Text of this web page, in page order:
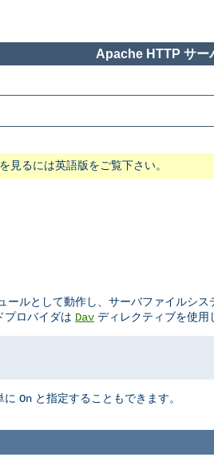
Apache HTTP サー
見るには英語版をご覧下さい。
ールとして動作し、サーバファイルシ
プロバイダは Dav ディレクティブを使用
に On と指定することもできます。